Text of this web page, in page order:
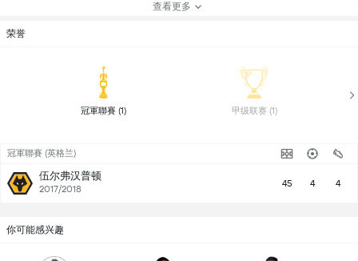
查看更多
荣誉
甲级联赛 (1)
冠軍聯賽 (英格兰)
伍尔弗汉普顿
2017/2018 45 4 4
你可能感兴趣